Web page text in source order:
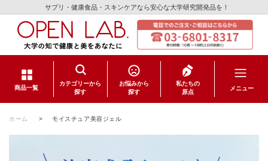
サプリ・健康食品・スキンケアなら安心な大学研究開発品を！
商品一覧
カテゴリーから
探す
サプリメント
お悩みから
探す
私たちの
原点
メニュー
ホーム > モイスチュア美容ジェル